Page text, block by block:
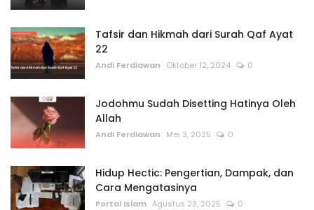
Tafsir dan Hikmah dari Surah Qaf Ayat
22
Andi Ferdiawan Oktober 12, 2024 0
Jodohmu Sudah Disetting Hatinya Oleh
Allah
Andi Ferdiawan Mei 3, 2025 0
Hidup Hectic: Pengertian, Dampak, dan
Cara Mengatasinya
Portal Islam Agustus 23, 2025 0